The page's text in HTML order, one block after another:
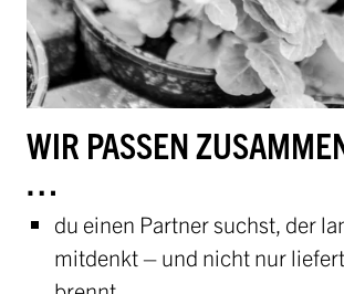
WIR PASSEN
…
du einen Partner suchst, der
mitdenkt – und nicht nur